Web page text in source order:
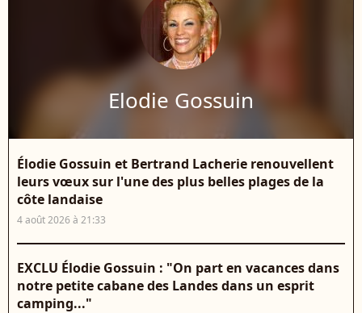
Elodie Gossuin
Élodie Gossuin et Bertrand Lacherie renouvellent
leurs vœux sur l'une des plus belles plages de la
côte landaise
4 août 2026 à 21:33
EXCLU Élodie Gossuin : "On part en vacances dans
notre petite cabane des Landes dans un esprit
camping..."